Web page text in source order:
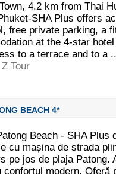
4.2 km from Thai
SHA Plus offers
free private parking, a
at the 4-star
to a terrace and to a
Z Tour
BEACH 4*
Beach - SHA Plus
cu mașina de strada
pe jos de plaja Patong.
confortul modern. Oferă